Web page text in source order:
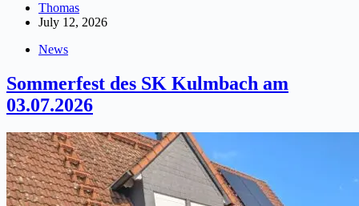
Thomas
July 12, 2026
News
Sommerfest des SK Kulmbach am
03.07.2026